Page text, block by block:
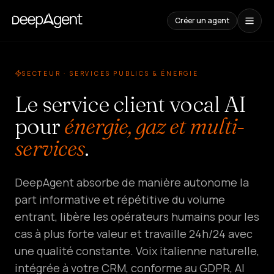
Créer un agent
de
CONTENUS
Comparaisons
Comparatif
d'outils
Blog
Guides,
cas
et
tendances
SOLUTIONS
SECTEUR · SERVICES PUBLICS & ÉNERGIE
Le service client vocal AI
pourénergie, gaz et multi-
services.
DeepAgent absorbe de manière autonome la
part informative et répétitive du volume
entrant, libère les opérateurs humains pour les
cas à plus forte valeur et travaille 24h/24 avec
une qualité constante. Voix italienne naturelle,
intégrée à votre CRM, conforme au GDPR, AI